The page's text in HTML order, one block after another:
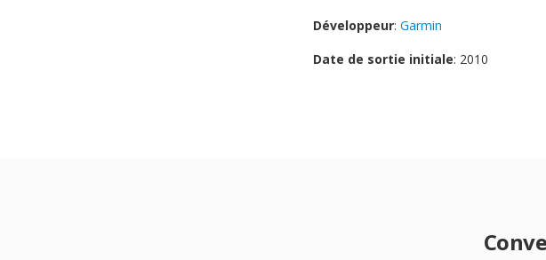
Développeur: Garmin
Date de sortie initiale: 2010